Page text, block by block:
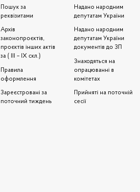
Пошук за
реквізитами
Архів
законопроєктів,
проєктів інших актів
за ( III – IX скл.)
Правила
оформлення
Зареєстровані за
поточний тиждень
Надано народним
депутатам України
Надано народним
депутатам України
документів до ЗП
Знаходяться на
опрацюванні в
комітетах
Прийняті на поточній
сесії